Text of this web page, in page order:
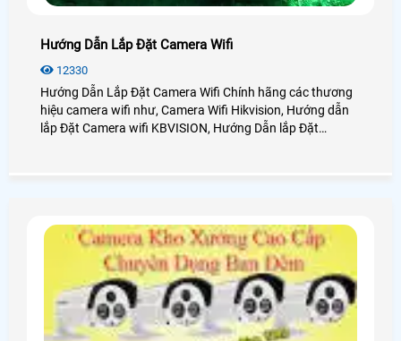
Hướng Dẫn Lắp Đặt Camera Wifi
12330
Hướng Dẫn Lắp Đặt Camera Wifi Chính hãng các thương
hiệu camera wifi như, Camera Wifi Hikvision, Hướng dẫn
lắp Đặt Camera wifi KBVISION, Hướng Dẫn lắp Đặt